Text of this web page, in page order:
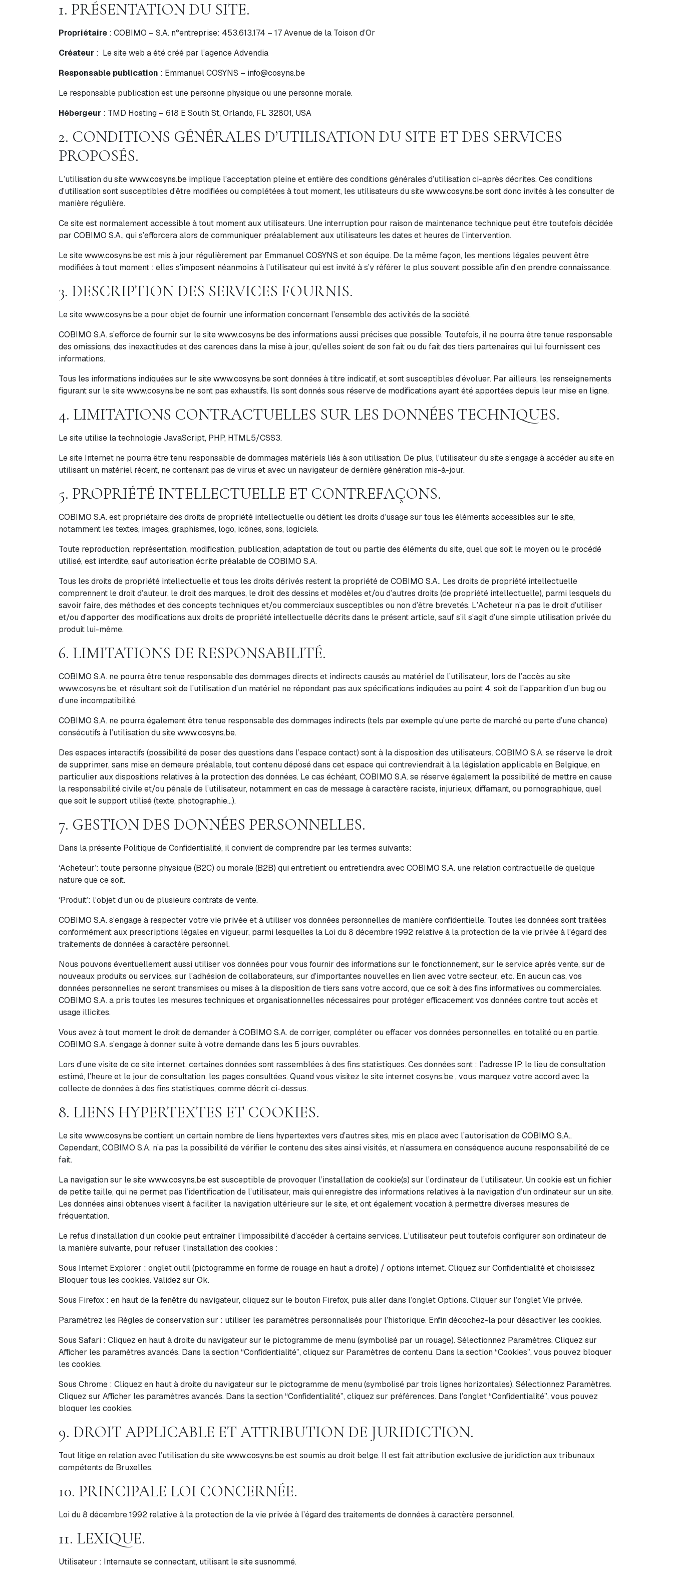
1. PRÉSENTATION DU SITE.
Propriétaire : COBIMO – S.A. n°entreprise: 453.613.174 – 17 Avenue de la Toison d’Or
Créateur : Le site web a été créé par l’agence Advendia
Responsable publication : Emmanuel COSYNS – info@cosyns.be
Le responsable publication est une personne physique ou une personne morale.
Hébergeur : TMD Hosting – 618 E South St, Orlando, FL 32801, USA
2. CONDITIONS GÉNÉRALES D’UTILISATION DU SITE ET DES SERVICES
PROPOSÉS.
L’utilisation du sitewww.cosyns.be implique l’acceptation pleine et entière des conditions générales d’utilisation ci-après décrites. Ces conditions
d’utilisation sont susceptibles d’être modifiées ou complétées à tout moment, les utilisateurs du sitewww.cosyns.besont donc invités à les consulter de
manière régulière.
Ce site est normalement accessible à tout moment aux utilisateurs. Une interruption pour raison de maintenance technique peut être toutefois décidée
par COBIMO S.A., qui s’efforcera alors de communiquer préalablement aux utilisateurs les dates et heures de l’intervention.
Le sitewww.cosyns.beest mis à jour régulièrement par Emmanuel COSYNS et son équipe. De la même façon, les mentions légales peuvent être
modifiées à tout moment : elles s’imposent néanmoins à l’utilisateur qui est invité à s’y référer le plus souvent possible afin d’en prendre connaissance.
3. DESCRIPTION DES SERVICES FOURNIS.
Le sitewww.cosyns.bea pour objet de fournir une information concernant l’ensemble des activités de la société.
COBIMO S.A. s’efforce de fournir sur le sitewww.cosyns.bedes informations aussi précises que possible. Toutefois, il ne pourra être tenue responsable
des omissions, des inexactitudes et des carences dans la mise à jour, qu’elles soient de son fait ou du fait des tiers partenaires qui lui fournissent ces
informations.
Tous les informations indiquées sur le sitewww.cosyns.besont données à titre indicatif, et sont susceptibles d’évoluer. Par ailleurs, les renseignements
figurant sur le sitewww.cosyns.be ne sont pas exhaustifs. Ils sont donnés sous réserve de modifications ayant été apportées depuis leur mise en ligne.
4. LIMITATIONS CONTRACTUELLES SUR LES DONNÉES TECHNIQUES.
Le site utilise la technologie JavaScript, PHP, HTML5/CSS3.
Le site Internet ne pourra être tenu responsable de dommages matériels liés à son utilisation. De plus, l’utilisateur du site s’engage à accéder au site en
utilisant un matériel récent, ne contenant pas de virus et avec un navigateur de dernière génération mis-à-jour.
5. PROPRIÉTÉ INTELLECTUELLE ET CONTREFAÇONS.
COBIMO S.A. est propriétaire des droits de propriété intellectuelle ou détient les droits d’usage sur tous les éléments accessibles sur le site,
notamment les textes, images, graphismes, logo, icônes, sons, logiciels.
Toute reproduction, représentation, modification, publication, adaptation de tout ou partie des éléments du site, quel que soit le moyen ou le procédé
utilisé, est interdite, sauf autorisation écrite préalable de COBIMO S.A.
Tous les droits de propriété intellectuelle et tous les droits dérivés restent la propriété de COBIMO S.A.. Les droits de propriété intellectuelle
comprennent le droit d’auteur, le droit des marques, le droit des dessins et modèles et/ou d’autres droits (de propriété intellectuelle), parmi lesquels du
savoir faire, des méthodes et des concepts techniques et/ou commerciaux susceptibles ou non d’être brevetés. L’Acheteur n’a pas le droit d’utiliser
et/ou d’apporter des modifications aux droits de propriété intellectuelle décrits dans le présent article, sauf s’il s’agit d’une simple utilisation privée du
produit lui-même.
6. LIMITATIONS DE RESPONSABILITÉ.
COBIMO S.A. ne pourra être tenue responsable des dommages directs et indirects causés au matériel de l’utilisateur, lors de l’accès au site
www.cosyns.be, et résultant soit de l’utilisation d’un matériel ne répondant pas aux spécifications indiquées au point 4, soit de l’apparition d’un bug ou
d’une incompatibilité.
COBIMO S.A. ne pourra également être tenue responsable des dommages indirects (tels par exemple qu’une perte de marché ou perte d’une chance)
consécutifs à l’utilisation du sitewww.cosyns.be.
Des espaces interactifs (possibilité de poser des questions dans l’espace contact) sont à la disposition des utilisateurs. COBIMO S.A. se réserve le droit
de supprimer, sans mise en demeure préalable, tout contenu déposé dans cet espace qui contreviendrait à la législation applicable en Belgique, en
particulier aux dispositions relatives à la protection des données. Le cas échéant, COBIMO S.A. se réserve également la possibilité de mettre en cause
la responsabilité civile et/ou pénale de l’utilisateur, notamment en cas de message à caractère raciste, injurieux, diffamant, ou pornographique, quel
que soit le support utilisé (texte, photographie…).
7. GESTION DES DONNÉES PERSONNELLES.
Dans la présente Politique de Confidentialité, il convient de comprendre par les termes suivants:
‘Acheteur’: toute personne physique (B2C) ou morale (B2B) qui entretient ou entretiendra avec COBIMO S.A. une relation contractuelle de quelque
nature que ce soit.
‘Produit’: l’objet d’un ou de plusieurs contrats de vente.
COBIMO S.A. s’engage à respecter votre vie privée et à utiliser vos données personnelles de manière confidentielle. Toutes les données sont traitées
conformément aux prescriptions légales en vigueur, parmi lesquelles la Loi du 8 décembre 1992 relative à la protection de la vie privée à l’égard des
traitements de données à caractère personnel.
Nous pouvons éventuellement aussi utiliser vos données pour vous fournir des informations sur le fonctionnement, sur le service après vente, sur de
nouveaux produits ou services, sur l’adhésion de collaborateurs, sur d’importantes nouvelles en lien avec votre secteur, etc. En aucun cas, vos
données personnelles ne seront transmises ou mises à la disposition de tiers sans votre accord, que ce soit à des fins informatives ou commerciales.
COBIMO S.A. a pris toutes les mesures techniques et organisationnelles nécessaires pour protéger efficacement vos données contre tout accès et
usage illicites.
Vous avez à tout moment le droit de demander à COBIMO S.A. de corriger, compléter ou effacer vos données personnelles, en totalité ou en partie.
COBIMO S.A. s’engage à donner suite à votre demande dans les 5 jours ouvrables.
Lors d’une visite de ce site internet, certaines données sont rassemblées à des fins statistiques. Ces données sont : l’adresse IP, le lieu de consultation
estimé, l’heure et le jour de consultation, les pages consultées. Quand vous visitez le site internet cosyns.be , vous marquez votre accord avec la
collecte de données à des fins statistiques, comme décrit ci-dessus.
8. LIENS HYPERTEXTES ET COOKIES.
Le sitewww.cosyns.becontient un certain nombre de liens hypertextes vers d’autres sites, mis en place avec l’autorisation de COBIMO S.A..
Cependant, COBIMO S.A. n’a pas la possibilité de vérifier le contenu des sites ainsi visités, et n’assumera en conséquence aucune responsabilité de ce
fait.
La navigation sur le sitewww.cosyns.beest susceptible de provoquer l’installation de cookie(s) sur l’ordinateur de l’utilisateur. Un cookie est un fichier
de petite taille, qui ne permet pas l’identification de l’utilisateur, mais qui enregistre des informations relatives à la navigation d’un ordinateur sur un site.
Les données ainsi obtenues visent à faciliter la navigation ultérieure sur le site, et ont également vocation à permettre diverses mesures de
fréquentation.
Le refus d’installation d’un cookie peut entraîner l’impossibilité d’accéder à certains services. L’utilisateur peut toutefois configurer son ordinateur de
la manière suivante, pour refuser l’installation des cookies :
Sous Internet Explorer : onglet outil (pictogramme en forme de rouage en haut a droite) / options internet. Cliquez sur Confidentialité et choisissez
Bloquer tous les cookies. Validez sur Ok.
Sous Firefox : en haut de la fenêtre du navigateur, cliquez sur le bouton Firefox, puis aller dans l’onglet Options. Cliquer sur l’onglet Vie privée.
Paramétrez les Règles de conservation sur : utiliser les paramètres personnalisés pour l’historique. Enfin décochez-la pour désactiver les cookies.
Sous Safari : Cliquez en haut à droite du navigateur sur le pictogramme de menu (symbolisé par un rouage). Sélectionnez Paramètres. Cliquez sur
Afficher les paramètres avancés. Dans la section “Confidentialité”, cliquez sur Paramètres de contenu. Dans la section “Cookies”, vous pouvez bloquer
les cookies.
Sous Chrome : Cliquez en haut à droite du navigateur sur le pictogramme de menu (symbolisé par trois lignes horizontales). Sélectionnez Paramètres.
Cliquez sur Afficher les paramètres avancés. Dans la section “Confidentialité”, cliquez sur préférences. Dans l’onglet “Confidentialité”, vous pouvez
bloquer les cookies.
9. DROIT APPLICABLE ET ATTRIBUTION DE JURIDICTION.
Tout litige en relation avec l’utilisation du sitewww.cosyns.beest soumis au droit belge. Il est fait attribution exclusive de juridiction aux tribunaux
compétents de Bruxelles.
10. PRINCIPALE LOI CONCERNÉE.
Loi du 8 décembre 1992 relative à la protection de la vie privée à l’égard des traitements de données à caractère personnel.
11. LEXIQUE.
Utilisateur : Internaute se connectant, utilisant le site susnommé.